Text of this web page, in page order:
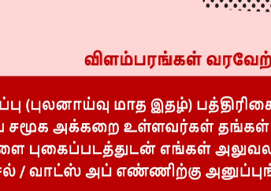
மூத்த தலைவர் இரா.முத்தரசன்
– கருப்​பாயி தம்ப​திக்கு மூன்​றாவது
தேச விடுதலையே தனது
இவரை ஆட்கொண்டன. பொது வாழ்க்கைக்கு
– நேர்​மை​யின் அடையாள​மாய் தொடர்ந்த